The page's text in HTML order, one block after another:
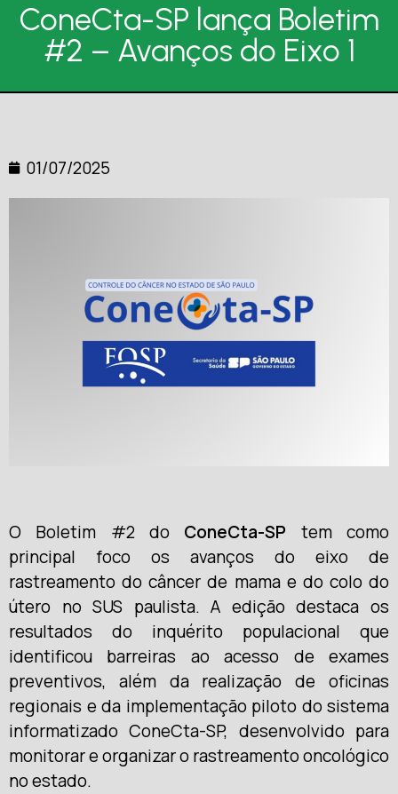
ConeCta-SP lança Boletim
#2 – Avanços do Eixo 1
01/07/2025
O Boletim #2 do ConeCta-SP tem como
principal foco os avanços do eixo de
rastreamento do câncer de mama e do colo do
útero no SUS paulista. A edição destaca os
resultados do inquérito populacional que
identificou barreiras ao acesso de exames
preventivos, além da realização de oficinas
regionais e da implementação piloto do sistema
informatizado ConeCta-SP, desenvolvido para
monitorar e organizar o rastreamento oncológico
no estado.